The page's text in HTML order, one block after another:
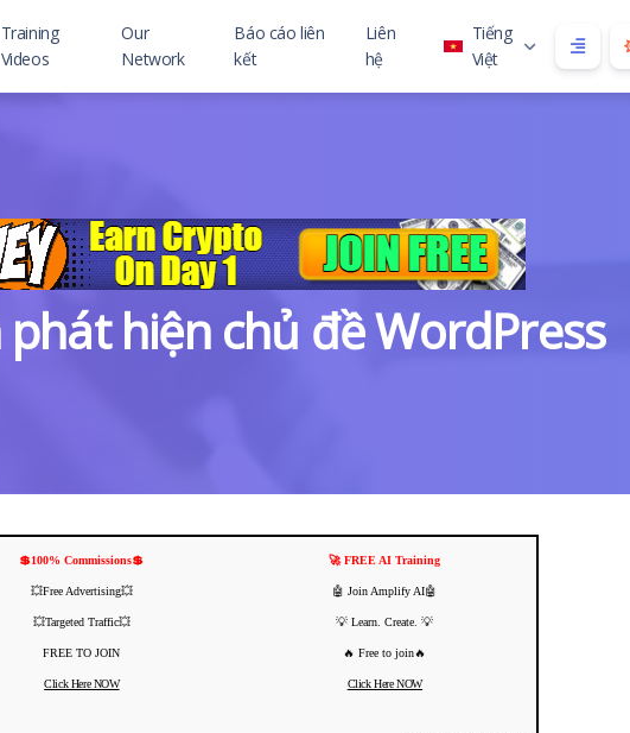
Training
Videos
Our
Network
Báo cáo liên
kết
Liên
hệ
Tiếng
Việt
hiện chủ đề WordPress
💲100% Commissions💲
💥Free Advertising💥
💥Targeted Traffic💥
FREE TO JOIN
Click Here NOW
🚀 FREE AI Training
🤖 Join Amplify AI🤖
💡 Learn. Create. 💡
🔥 Free to join🔥
Click Here NOW